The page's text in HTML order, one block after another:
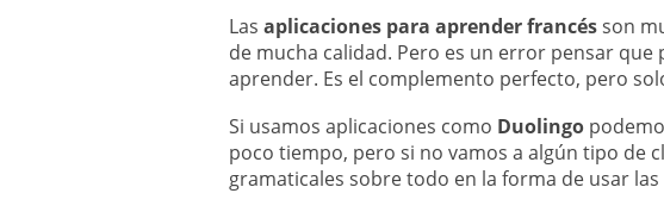
Las aplicaciones para aprender francésson
de mucha calidad. Pero es un error pensar que
aprender. Es el complemento perfecto, pero
Si usamos aplicaciones como Duolingo
poco tiempo, pero si no vamos a algún tipo de
gramaticales sobre todo en la forma de usar